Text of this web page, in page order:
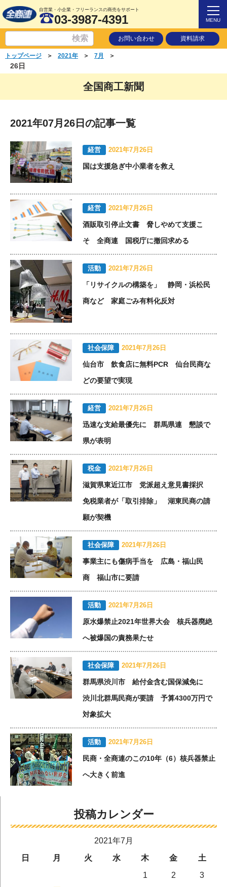
自営業・小企業・フリーランスの商売をサポート
03-3987-4391 MENU
お問い合わせ 資料請求
トップページ ＞ 2021年 ＞ 7月 ＞
26日
全国商工新聞
2021年07月26日の記事一覧
経営 2021年7月26日
国は支援急ぎ中小業者を救え
経営 2021年7月26日
酒販取引停止文書 脅しやめて支援こ
そ 全商連 国税庁に撤回求める
活動 2021年7月26日
「リサイクルの構築を」 静岡・浜松民
商など 家庭ごみ有料化反対
社会保障 2021年7月26日
仙台市 飲食店に無料PCR 仙台民商な
どの要望で実現
経営 2021年7月26日
迅速な支給最優先に 群馬県連 懇談で
県が表明
税金 2021年7月26日
滋賀県東近江市 党派超え意見書採択
免税業者が「取引排除」 湖東民商の請
願が契機
社会保障 2021年7月26日
事業主にも傷病手当を 広島・福山民
商 福山市に要請
活動 2021年7月26日
原水爆禁止2021年世界大会 核兵器廃絶
へ被爆国の責務果たせ
社会保障 2021年7月26日
群馬県渋川市 給付金含む国保減免に
渋川北群馬民商が要請 予算4300万円で
対象拡大
活動 2021年7月26日
民商・全商連のこの10年（6）核兵器禁止
へ大きく前進
投稿カレンダー
2021年7月
日
月 火 水 木 金
土
1
2
3